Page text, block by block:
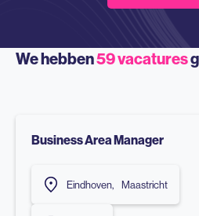
We hebben59vacatures
Business Area Manager
Eindhoven, Maastricht